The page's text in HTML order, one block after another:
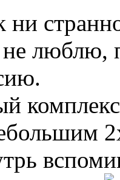
ни
люблю,